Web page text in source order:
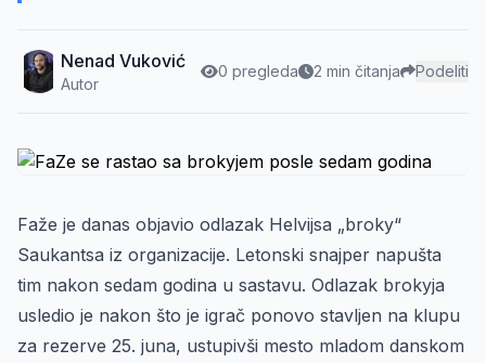
Nenad Vuković
Autor
0 pregleda 2 min čitanja Podeliti
Faže je danas objavio odlazak Helvijsa „broky“
Saukantsa iz organizacije. Letonski snajper napušta
tim nakon sedam godina u sastavu. Odlazak brokyja
usledio je nakon što je igrač ponovo stavljen na klupu
za rezerve 25. juna, ustupivši mesto mladom danskom